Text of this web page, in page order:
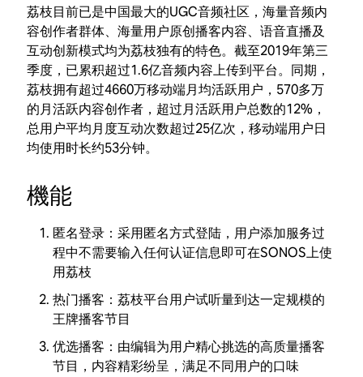
荔枝目前已是中国最大的UGC音频社区，海量音频内
容创作者群体、海量用户原创播客内容、语音直播及
互动创新模式均为荔枝独有的特色。截至2019年第三
季度，已累积超过1.6亿音频内容上传到平台。同期，
荔枝拥有超过4660万移动端月均活跃用户，570多万
的月活跃内容创作者，超过月活跃用户总数的12%，
总用户平均月度互动次数超过25亿次，移动端用户日
均使用时长约53分钟。
機能
匿名登录：采用匿名方式登陆，用户添加服务过
程中不需要输入任何认证信息即可在SONOS上使
用荔枝
热门播客：荔枝平台用户试听量到达一定规模的
王牌播客节目
优选播客：由编辑为用户精心挑选的高质量播客
节目，内容精彩纷呈，满足不同用户的口味